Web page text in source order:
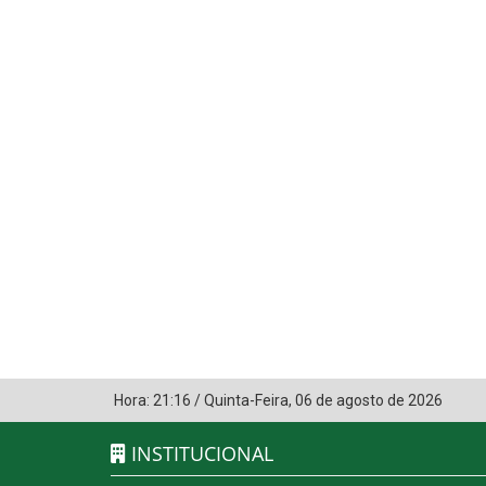
Hora: 21:16 /Quinta-Feira, 06 de agosto de 2026
INSTITUCIONAL